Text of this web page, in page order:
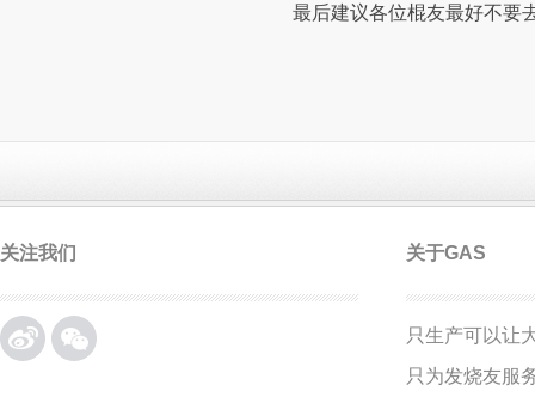
最后建议各位棍友最好不要
关注我们 关于GAS
只生产可以让
只为发烧友服